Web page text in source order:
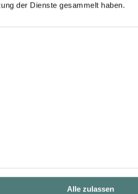
der Dienste gesammelt haben.
Alle zulassen
Mask